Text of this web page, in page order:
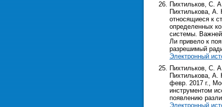
Пихтильков, С.
Пихтилькова,
относящиеся к
определенных
системы.
Ли привело к
разрешимый
Электронный
Пихтильков, С.
Пихтилькова, А.
февр. 2017 г.,
инструментом
появлению
Электронный